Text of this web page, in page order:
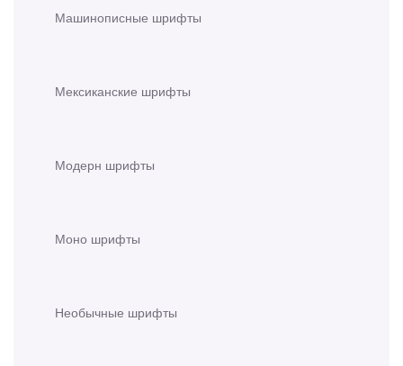
Машинописные шрифты
Мексиканские шрифты
Модерн шрифты
Моно шрифты
Необычные шрифты